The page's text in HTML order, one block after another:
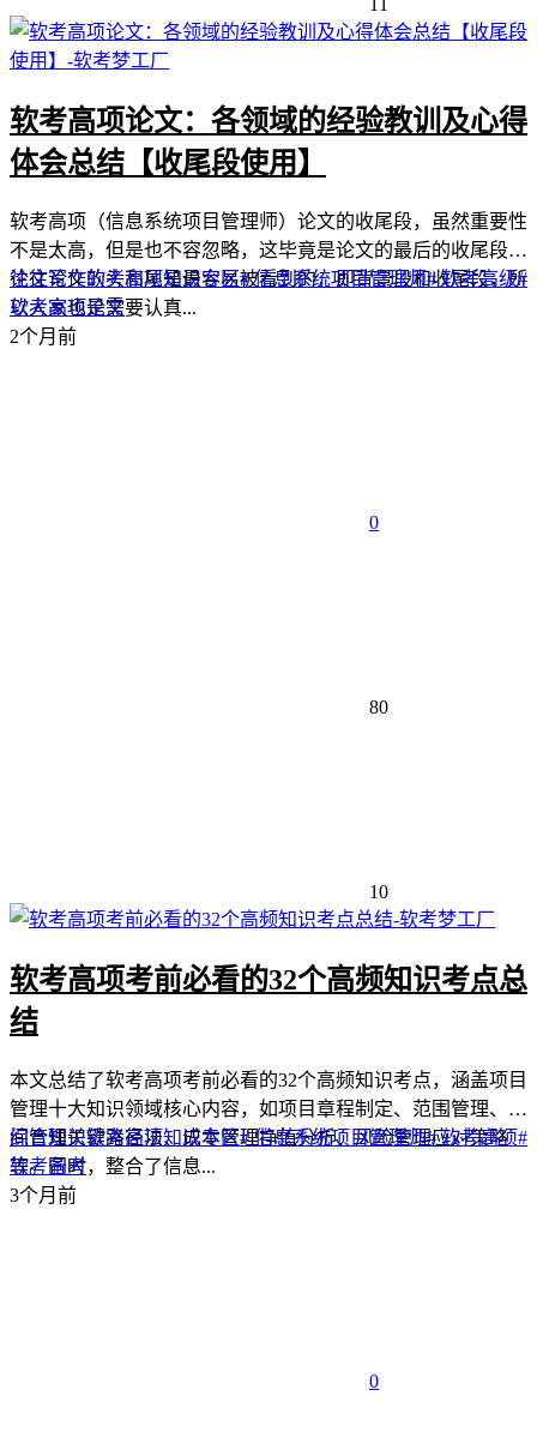
11
软考高项论文：各领域的经验教训及心得
体会总结【收尾段使用】
软考高项（信息系统项目管理师）论文的收尾段，虽然重要性
不是太高，但是也不容忽略，这毕竟是论文的最后的收尾段。
往往论文的头和尾是最容易被看到的，即背景段和收尾段，所
以大家也是需要认真...
论文写作软考高项知识专区# 信息系统项目管理师# 软考高级#
软考高项论文
2个月前
0
80
10
软考高项考前必看的32个高频知识考点总
结
本文总结了软考高项考前必看的32个高频知识考点，涵盖项目
管理十大知识领域核心内容，如项目章程制定、范围管理、时
间管理关键路径法、成本管理挣值分析、风险管理应对策略
等。同时，整合了信息...
综合知识软考高项知识专区# 信息系统项目管理师# 软考高项#
软考备考
3个月前
0